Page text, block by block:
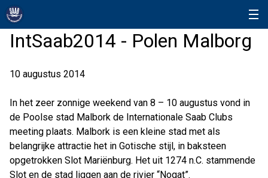
IntSaab2014 - Polen Malborg
10 augustus 2014
In het zeer zonnige weekend van 8 – 10 augustus vond in
de Poolse stad Malbork de Internationale Saab Clubs
meeting plaats. Malbork is een kleine stad met als
belangrijke attractie het in Gotische stijl, in baksteen
opgetrokken Slot Mariënburg. Het uit 1274 n.C. stammende
Slot en de stad liggen aan de rivier “Nogat”.